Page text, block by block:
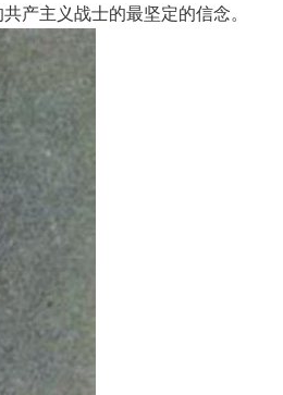
产主义战士的最坚定的信念。